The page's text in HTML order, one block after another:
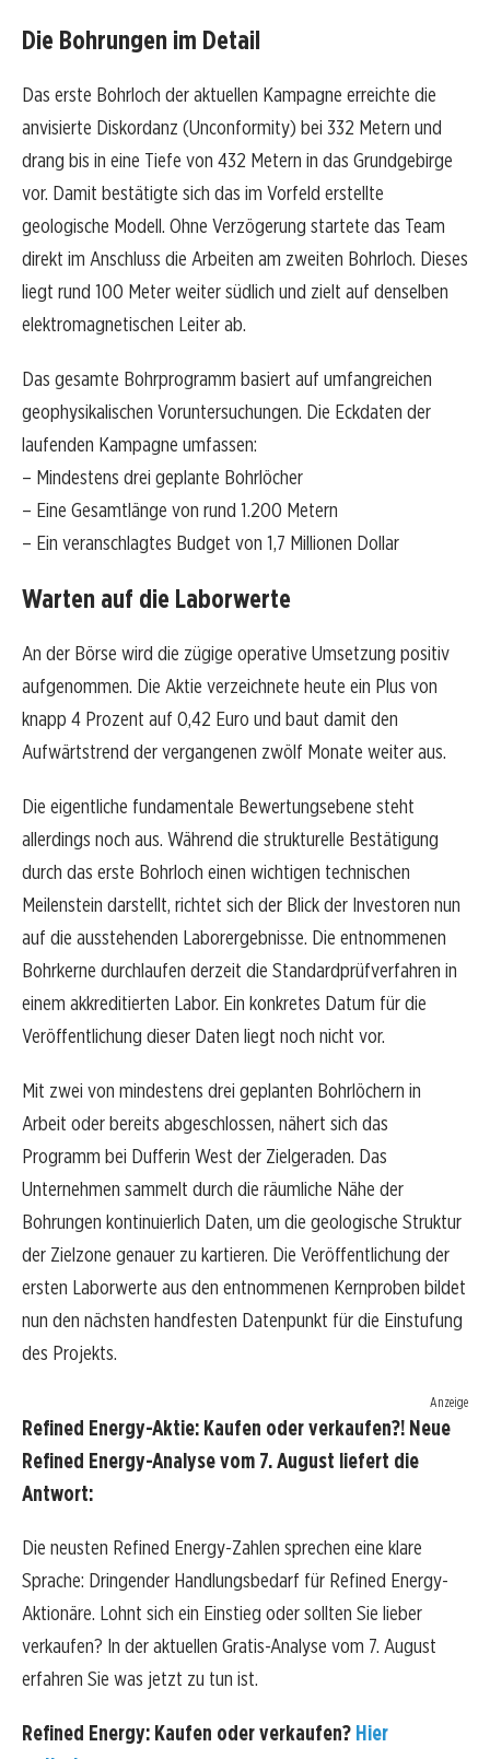
Die Bohrungen im Detail
Das erste Bohrloch der aktuellen Kampagne erreichte die
anvisierte Diskordanz (Unconformity) bei 332 Metern und
drang bis in eine Tiefe von 432 Metern in das Grundgebirge
vor. Damit bestätigte sich das im Vorfeld erstellte
geologische Modell. Ohne Verzögerung startete das Team
direkt im Anschluss die Arbeiten am zweiten Bohrloch. Dieses
liegt rund 100 Meter weiter südlich und zielt auf denselben
elektromagnetischen Leiter ab.
Das gesamte Bohrprogramm basiert auf umfangreichen
geophysikalischen Voruntersuchungen. Die Eckdaten der
laufenden Kampagne umfassen:
– Mindestens drei geplante Bohrlöcher
– Eine Gesamtlänge von rund 1.200 Metern
– Ein veranschlagtes Budget von 1,7 Millionen Dollar
Warten auf die Laborwerte
An der Börse wird die zügige operative Umsetzung positiv
aufgenommen. Die Aktie verzeichnete heute ein Plus von
knapp 4 Prozent auf 0,42 Euro und baut damit den
Aufwärtstrend der vergangenen zwölf Monate weiter aus.
Die eigentliche fundamentale Bewertungsebene steht
allerdings noch aus. Während die strukturelle Bestätigung
durch das erste Bohrloch einen wichtigen technischen
Meilenstein darstellt, richtet sich der Blick der Investoren nun
auf die ausstehenden Laborergebnisse. Die entnommenen
Bohrkerne durchlaufen derzeit die Standardprüfverfahren in
einem akkreditierten Labor. Ein konkretes Datum für die
Veröffentlichung dieser Daten liegt noch nicht vor.
Mit zwei von mindestens drei geplanten Bohrlöchern in
Arbeit oder bereits abgeschlossen, nähert sich das
Programm bei Dufferin West der Zielgeraden. Das
Unternehmen sammelt durch die räumliche Nähe der
Bohrungen kontinuierlich Daten, um die geologische Struktur
der Zielzone genauer zu kartieren. Die Veröffentlichung der
ersten Laborwerte aus den entnommenen Kernproben bildet
nun den nächsten handfesten Datenpunkt für die Einstufung
des Projekts.
Anzeige
Refined Energy-Aktie: Kaufen oder verkaufen?! Neue
Refined Energy-Analyse vom 7. August liefert die
Antwort:
Die neusten Refined Energy-Zahlen sprechen eine klare
Sprache: Dringender Handlungsbedarf für Refined Energy-
Aktionäre. Lohnt sich ein Einstieg oder sollten Sie lieber
verkaufen? In der aktuellen Gratis-Analyse vom 7. August
erfahren Sie was jetzt zu tun ist.
Refined Energy: Kaufen oder verkaufen? Hier